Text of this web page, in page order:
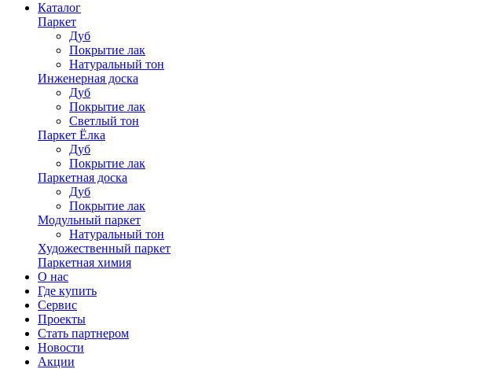
Каталог
Паркет
Дуб
Покрытие лак
Натуральный тон
Инженерная доска
Дуб
Покрытие лак
Светлый тон
Паркет Ёлка
Дуб
Покрытие лак
Паркетная доска
Дуб
Покрытие лак
Модульный паркет
Натуральный тон
Художественный паркет
Паркетная химия
О нас
Где купить
Сервис
Проекты
Стать партнером
Новости
Акции